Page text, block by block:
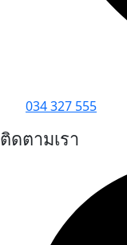
034 327 555
ติดตามเรา